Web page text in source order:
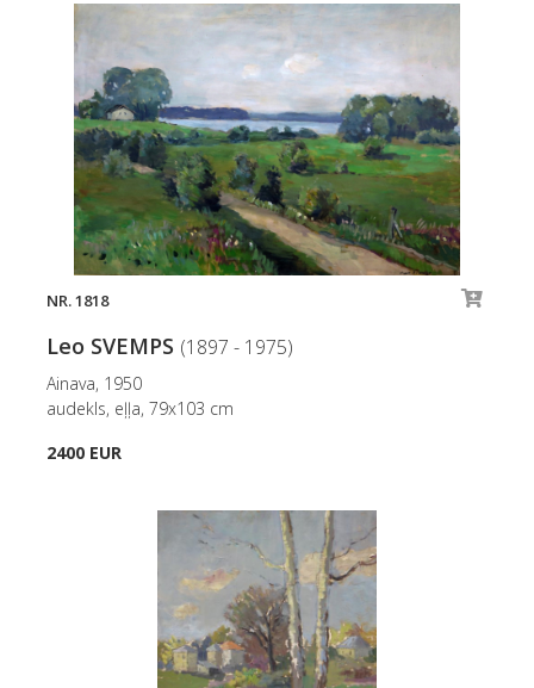
NR. 1818
Leo SVEMPS (1897 - 1975)
Ainava, 1950
audekls, eļļa, 79x103 cm
2400 EUR